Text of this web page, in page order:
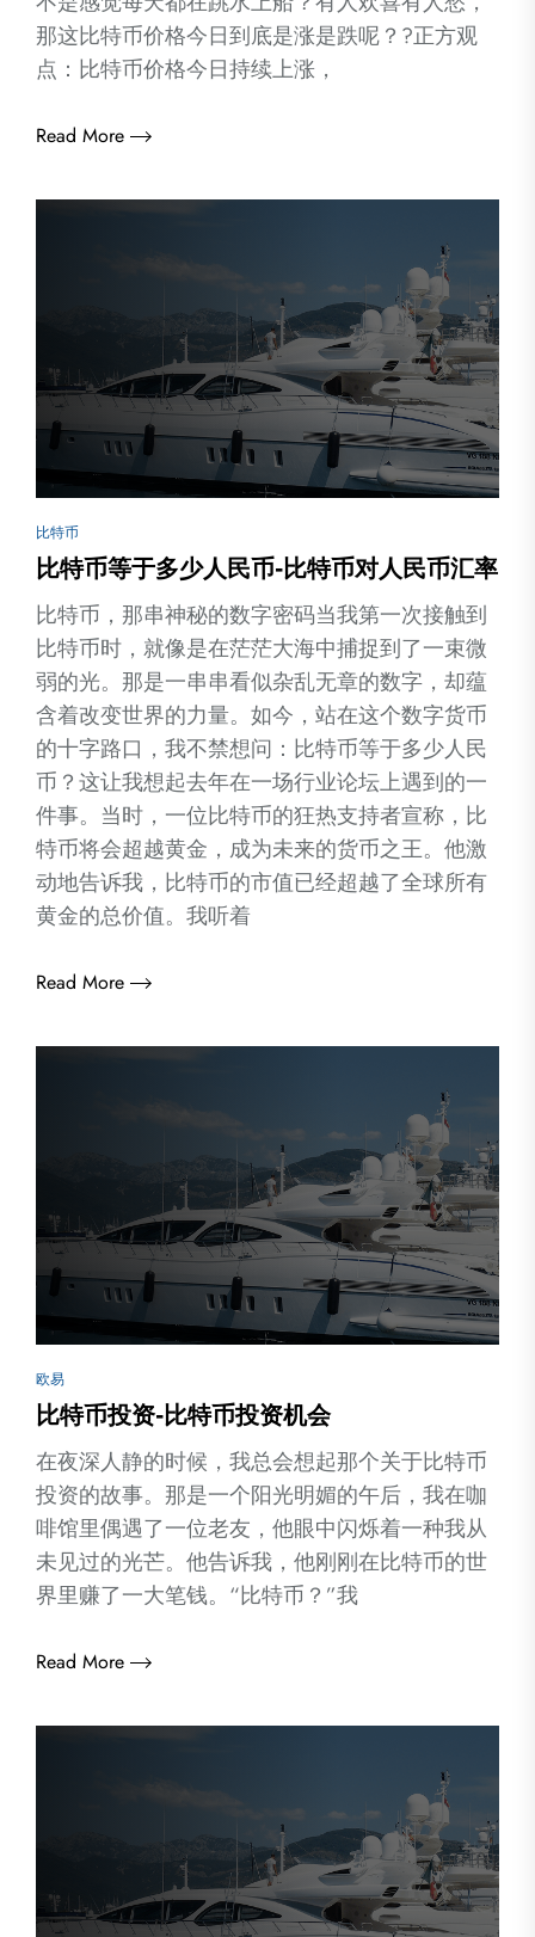
那这比特币价格今日到底是涨是跌呢？?正方观
点：比特币价格今日持续上涨，
Read More
比特币
比特币等于多少人民币-比特币对人民币汇率
比特币，那串神秘的数字密码当我第一次接触到
比特币时，就像是在茫茫大海中捕捉到了一束微
弱的光。那是一串串看似杂乱无章的数字，却蕴
含着改变世界的力量。如今，站在这个数字货币
的十字路口，我不禁想问：比特币等于多少人民
币？这让我想起去年在一场行业论坛上遇到的一
件事。当时，一位比特币的狂热支持者宣称，比
特币将会超越黄金，成为未来的货币之王。他激
动地告诉我，比特币的市值已经超越了全球所有
黄金的总价值。我听着
Read More
欧易
比特币投资-比特币投资机会
在夜深人静的时候，我总会想起那个关于比特币
投资的故事。那是一个阳光明媚的午后，我在咖
啡馆里偶遇了一位老友，他眼中闪烁着一种我从
未见过的光芒。他告诉我，他刚刚在比特币的世
界里赚了一大笔钱。“比特币？”我
Read More